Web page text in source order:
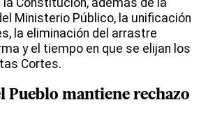
Ministerio Público, la unificación
la eliminación del arrastre
y el tiempo en que se elijan los
Cortes.
Pueblo mantiene rechazo